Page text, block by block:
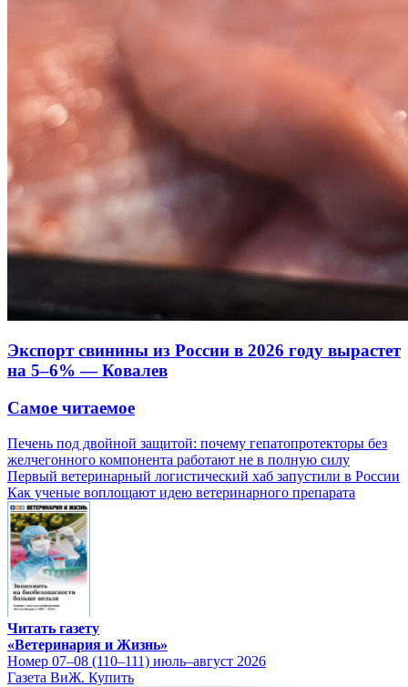
Экспорт свинины из России в 2026 году вырастет
на 5–6% — Ковалев
Самое читаемое
Печень под двойной защитой: почему гепатопротекторы без
желчегонного компонента работают не в полную силу
Первый ветеринарный логистический хаб запустили в России
Как ученые воплощают идею ветеринарного препарата
Читать газету
«Ветеринария и Жизнь»
Номер 07–08 (110–111) июль–август 2026
Газета ВиЖ. Купить